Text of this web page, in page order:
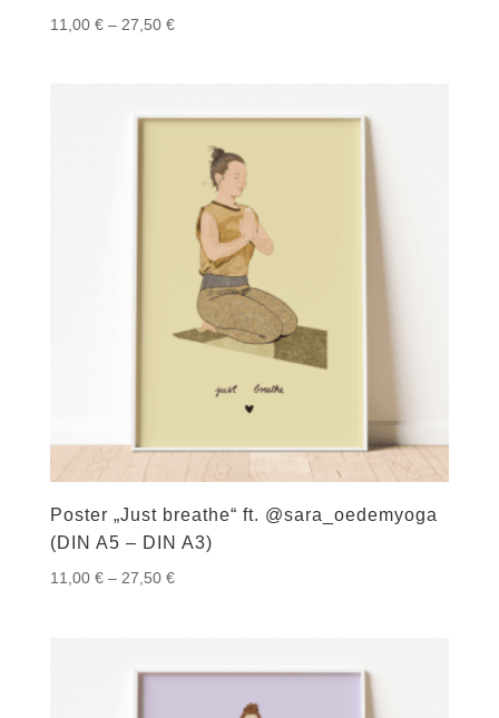
11,00 € – 27,50 €Preisspanne:
Poster „Just breathe“ ft. @sara_oedemyoga
(DIN A5 – DIN A3)
11,00 € – 27,50 €Preisspanne: